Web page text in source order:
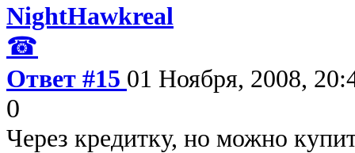
NightHawkreal
☎
Ответ #15 01 Ноября, 2008,
0
Через кредитку, но можно